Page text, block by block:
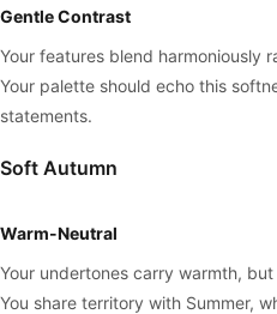
Gentle Contrast
Your features blend harmoniously
Your palette should echo this
statements.
Soft Autumn
Warm-Neutral
Your undertones carry warmth,
You share territory with Summer,